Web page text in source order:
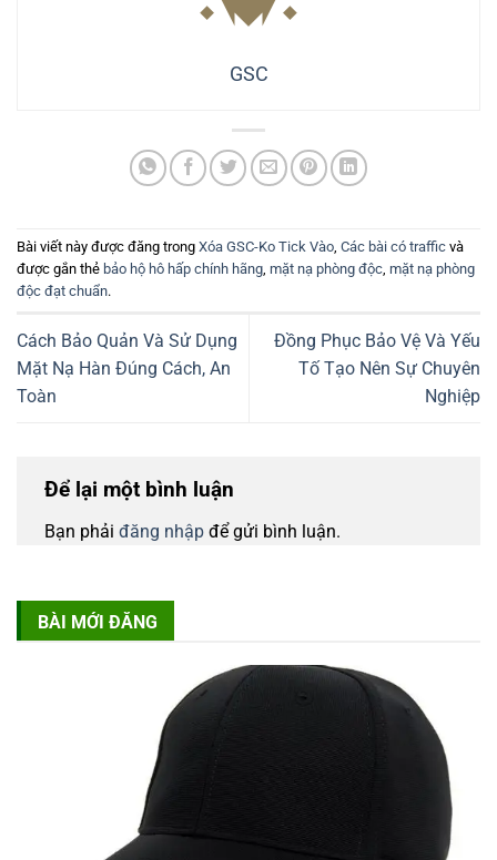
GSC
Bài viết này được đăng trong Xóa GSC-Ko Tick Vào Các bài có traffic và
được gắn thẻ bảo hộ hô hấp chính hãng mặt nạ phòng độc mặt nạ phòng
độc đạt chuẩn.
Cách Bảo Quản Và Sử Dụng
Mặt Nạ Hàn Đúng Cách, An
Toàn
Đồng Phục Bảo Vệ Và Yếu
Tố Tạo Nên Sự Chuyên
Nghiệp
Để lại một bình luận
Bạn phải đăng nhập để gửi bình luận.
BÀI MỚI ĐĂNG